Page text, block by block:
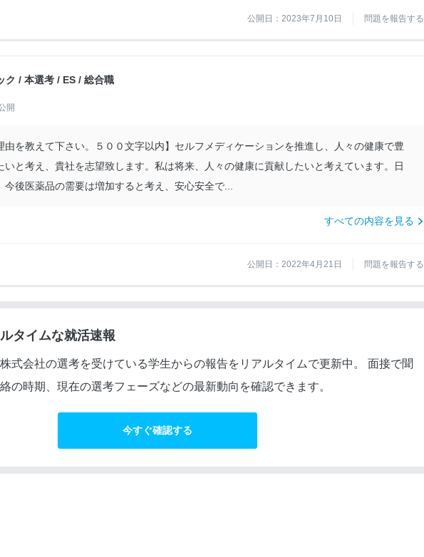
公開日：2023年7月10日 問題を報告する
ク / 本選考 / ES / 総合職
開
由を教えて下さい。５００文字以内】セルフメディケーションを推進し、人々の健康で豊
いと考え、貴社を志望致します。私は将来、人々の健康に貢献したいと考えています。日
後医薬品の需要は増加すると考え、安心安全で...
すべての内容を見る
公開日：2022年4月21日 問題を報告する
タイムな就活速報
式会社の選考を受けている学生からの報告をリアルタイムで更新中。 面接で聞
の時期、現在の選考フェーズなどの最新動向を確認できます。
今すぐ確認する